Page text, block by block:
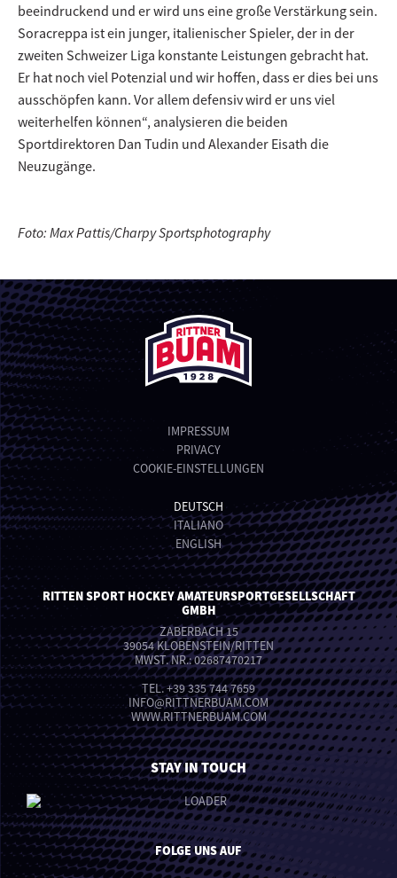
beeindruckend und er wird uns eine große Verstärkung sein.
Soracreppa ist ein junger, italienischer Spieler, der in der
zweiten Schweizer Liga konstante Leistungen gebracht hat.
Er hat noch viel Potenzial und wir hoffen, dass er dies bei uns
ausschöpfen kann. Vor allem defensiv wird er uns viel
weiterhelfen können“, analysieren die beiden
Sportdirektoren Dan Tudin und Alexander Eisath die
Neuzugänge.
Foto: Max Pattis/Charpy Sportsphotography
IMPRESSUM
PRIVACY
COOKIE-EINSTELLUNGEN
DEUTSCH
ITALIANO
ENGLISH
RITTEN SPORT HOCKEY AMATEURSPORTGESELLSCHAFT
GMBH
ZABERBACH 15
39054 KLOBENSTEIN/RITTEN
MWST. NR.: 02687470217
TEL.+39 335 744 7659
INFO@RITTNERBUAM.COM
WWW.RITTNERBUAM.COM
STAY IN TOUCH
FOLGE UNS AUF